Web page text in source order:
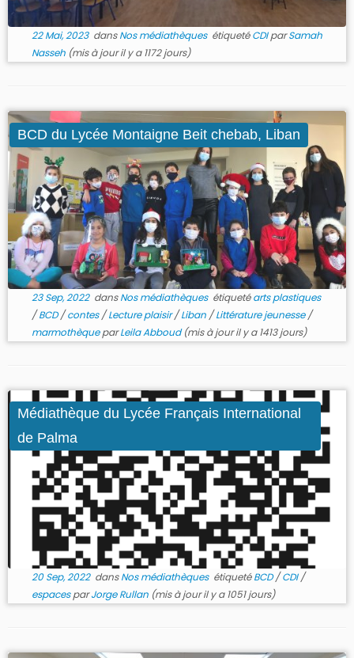
22 Mai, 2023dansNos médiathèques étiquetéCDIparSamah
Nasseh(mis à jour il y a 1172 jours)
BCD du Lycée Montaigne Beit chebab, Liban
23 Sep, 2022dansNos médiathèques étiquetéarts plastiques
/BCD/contes/Lecture plaisir/Liban /Littérature jeunesse/
marmothèqueparLeila Abboud(mis à jour il y a 1413 jours)
Médiathèque du Lycée Français International
de Palma
20 Sep, 2022dansNos médiathèques étiquetéBCD/CDI/
espacesparJorge Rullan(mis à jour il y a 1051 jours)